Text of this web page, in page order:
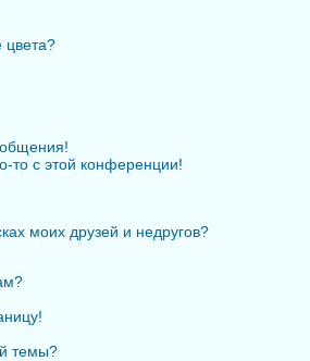
цвета?
то с этой конференции!
моих друзей и недругов?
темы?